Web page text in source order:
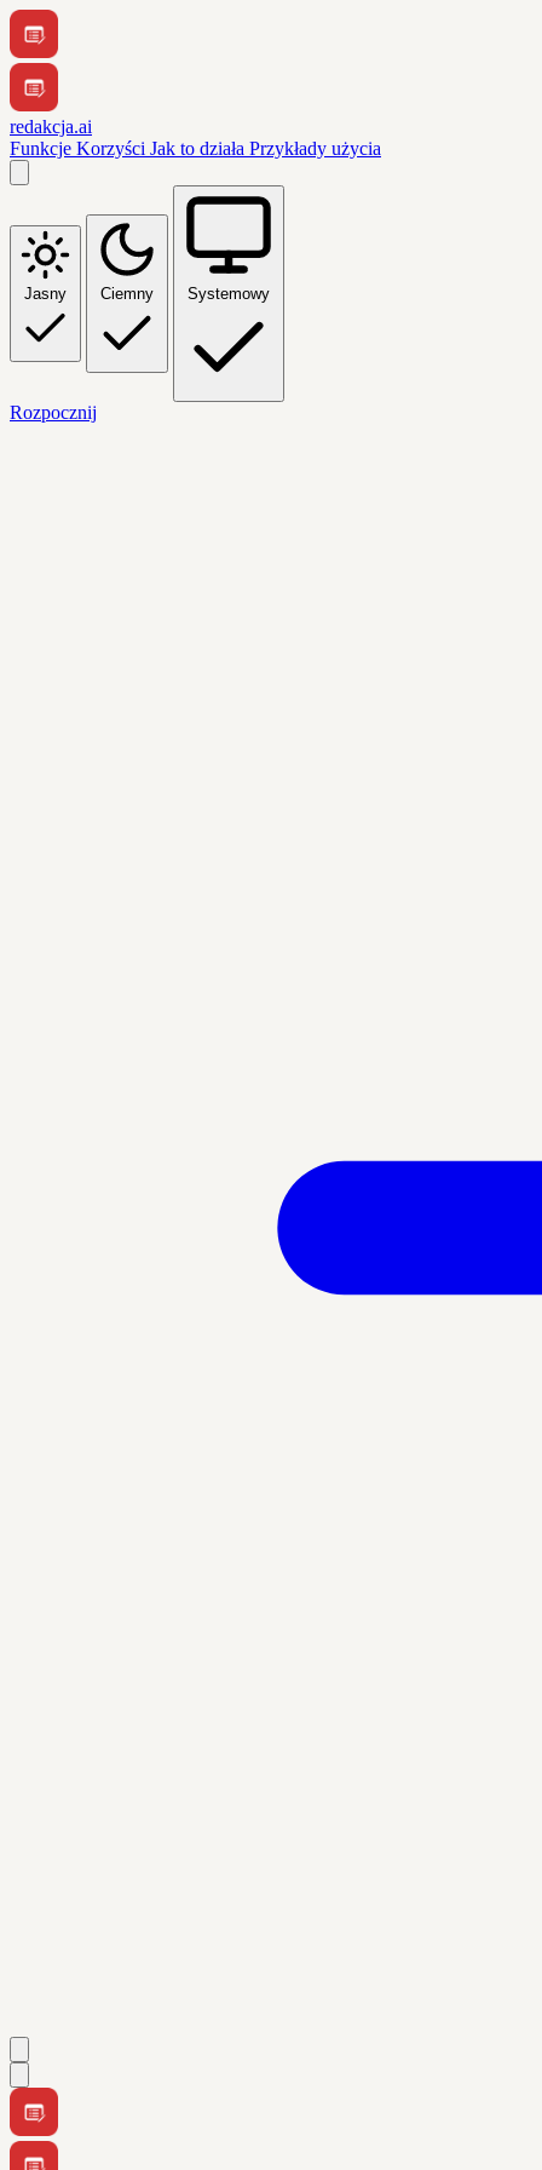
redakcja.ai
Funkcje Korzyści Jak to działa Przykłady użycia
Jasny Ciemny Systemowy
Rozpocznij